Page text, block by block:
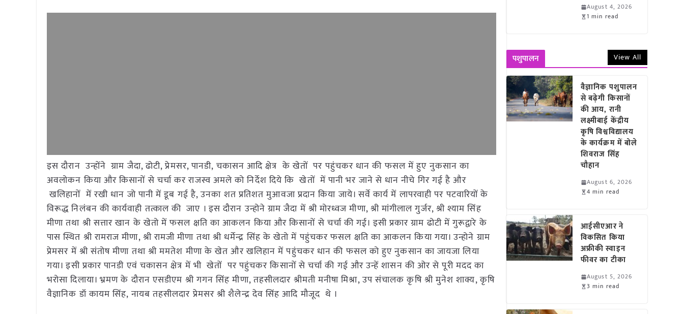
इस दौरान उन्होंने ग्राम जैदा, ढोटी, प्रेमसर, पानडी, चकासन आदि क्षेत्र के खेतों पर पहुंचकर धान की फसल में हुए नुकसान का
अवलोकन किया और किसानों से चर्चा कर राजस्व अमले को निर्देश दिये कि खेतों में पानी भर जाने से धान नीचे गिर गई है और
खलिहानों में रखी धान जो पानी में डूब गई है, उनका शत प्रतिशत मुआवजा प्रदान किया जाये। सर्वे कार्य में लापरवाही पर पटवारियों के
विरूद्ध निलंबन की कार्यवाही तत्काल की जाए । इस दौरान उन्होने ग्राम जैदा में श्री मोरध्वज मीणा, श्री मांगीलाल गुर्जर, श्री श्याम सिंह
मीणा तथा श्री सत्तार खान के खेतो में फसल क्षति का आकलन किया और किसानों से चर्चा की गई। इसी प्रकार ग्राम ढोटी में गुरूद्वारे के
पास स्थित श्री रामराज मीणा, श्री रामजी मीणा तथा श्री धर्मेन्द्र सिंह के खेतो में पहुंचकर फसल क्षति का आकलन किया गया। उन्होने ग्राम
प्रेमसर में श्री संतोष मीणा तथा श्री ममतेश मीणा के खेत और खलिहान में पहुंचकर धान की फसल को हुए नुकसान का जायजा लिया
गया। इसी प्रकार पानडी एवं चकासन क्षेत्र में भी खेतों पर पहुंचकर किसानों से चर्चा की गई और उन्हें शासन की ओर से पूरी मदद का
भरोसा दिलाया। भ्रमण के दौरान एसडीएम श्री गगन सिंह मीणा, तहसीलदार श्रीमती मनीषा मिश्रा, उप संचालक कृषि श्री मुनेश शाक्य, कृषि
वैज्ञानिक डॉ कायम सिंह, नायब तहसीलदार प्रेमसर श्री शैलेन्द्र देव सिंह आदि मौजूद थे ।
August 4, 2026
1 min read
पशुपालन View All
वैज्ञानिक पशुपालन
से बढ़ेगी किसानों
की आय, रानी
लक्ष्मीबाई केंद्रीय
कृषि विश्वविद्यालय
के कार्यक्रम में बोले
शिवराज सिंह
चौहान
August 6, 2026
4 min read
आईसीएआर ने
विकसित किया
अफ्रीकी स्वाइन
फीवर का टीका
August 5, 2026
3 min read